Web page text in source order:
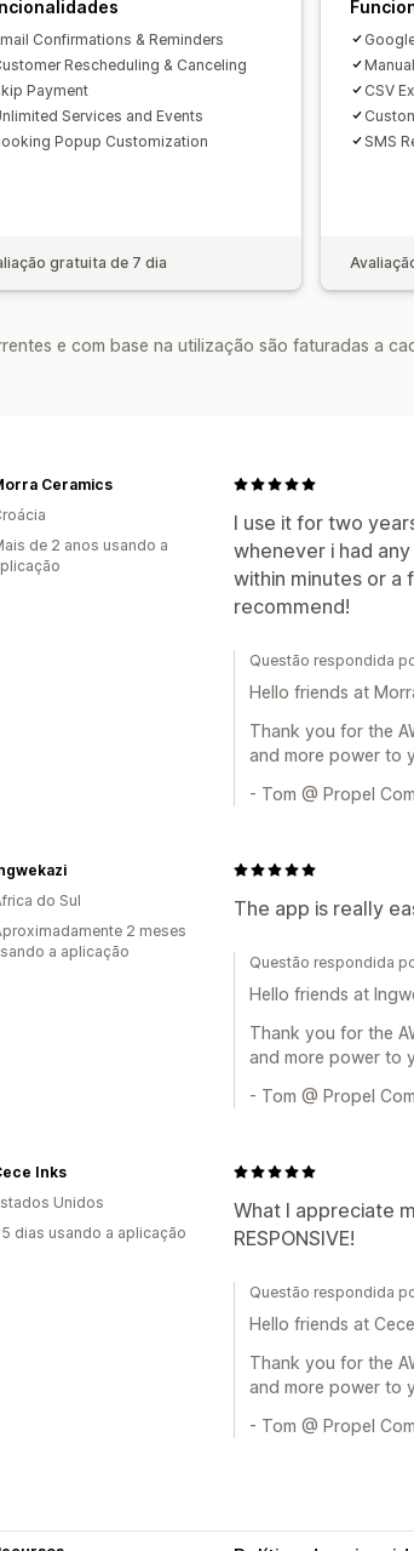
Notificações
Confirmations & Reminders
Rescheduling & Canceling
Payment
Services and Events
Popup Customization
gratuita de 7 dia
CSV
SMS
e com base na utilização são faturadas a
I use it for two
whenever i had
within minutes or a
recommend!
Ceramics
de 2 anos usando a
Questão respondida
Hello friends at
Thank you for the
and more power to
- Tom @ Propel
The app is really
do Sul
2 meses
a aplicação
Questão respondida
Hello friends at
Thank you for the
and more power to
- Tom @ Propel
What I appreciate
RESPONSIVE!
Inks
Unidos
dias usando a aplicação
Questão respondida
Hello friends at Cece
Thank you for the
and more power to
- Tom @ Propel